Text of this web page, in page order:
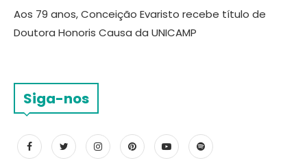
Aos 79 anos, Conceição Evaristo recebe título de
Doutora Honoris Causa da UNICAMP
Siga-nos